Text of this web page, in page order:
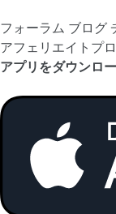
フォーラム ブログ
アフェリエイトプ
アプリをダウンロ